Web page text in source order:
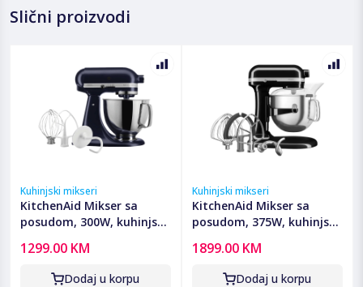
Slični proizvodi
Kuhinjski mikseri
KitchenAid Mikser sa
posudom, 300W, kuhinjski
1299.00 KM
Dodaj u korpu
Kuhinjski mikseri
KitchenAid Mikser sa
posudom, 375W, kuhinjski
1899.00 KM
Dodaj u korpu